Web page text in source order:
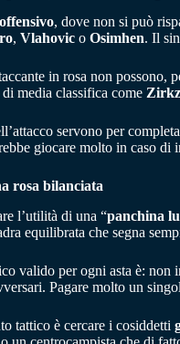
, dove non si può
, Vlahovic o Osimhen. Il
in rosa non possono,
media classifica come
servono per
giocare molto in caso
rosa bilanciata
l’utilità di una “panchina
equilibrata che segna
valido per ogni asta è: non
Pagare molto un
tattico è cercare i cosiddetti